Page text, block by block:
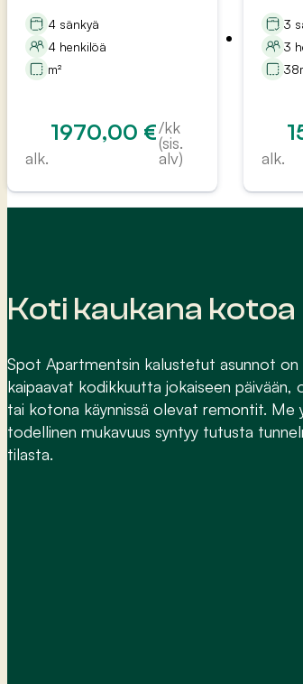
4 sänkyä
4 henkilöä
m²
alk.
1970,00 €/kk
(sis.
alv)
3
3
alk.
Koti kaukana kotoa
Spot Apartmentsin kalustetut asunnot on
kaipaavat kodikkuutta jokaiseen päivään,
tai kotona käynnissä olevat remontit. Me
todellinen mukavuus syntyy tutusta
tilasta.